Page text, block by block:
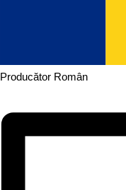
Producător Român